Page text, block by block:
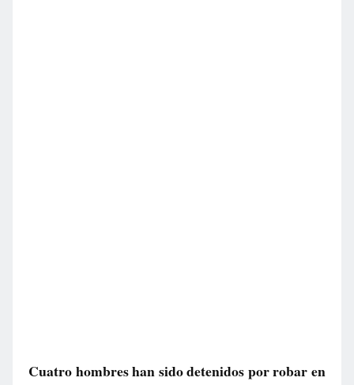
Cuatro hombres han sido detenidos por robar en